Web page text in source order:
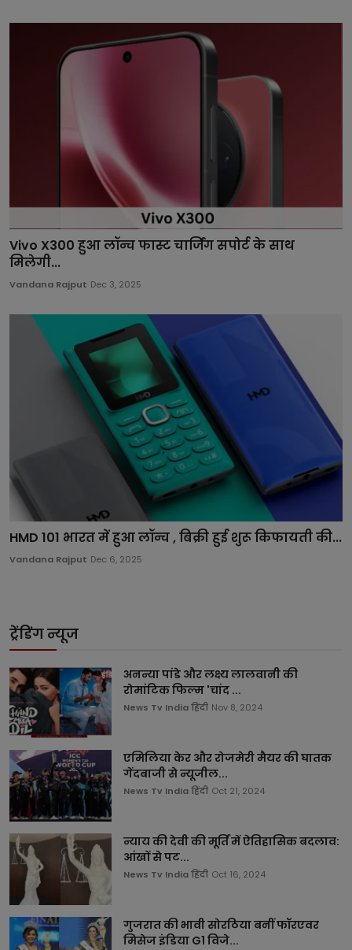
Vivo X300 हुआ लॉन्च फास्ट चार्जिंग सपोर्ट के साथ
मिलेगी...
Vandana Rajput Dec 3, 2025
HMD 101 भारत में हुआ लॉन्च , बिक्री हुई शुरू किफायती की...
Vandana Rajput Dec 6, 2025
ट्रेंडिंग न्यूज
अनन्या पांडे और लक्ष्य लालवानी की
रोमांटिक फिल्म 'चांद ...
News Tv India हिंदी Nov 8, 2024
एमिलिया केर और रोजमेरी मैयर की घातक
गेंदबाजी से न्यूजील...
News Tv India हिंदी Oct 21, 2024
न्याय की देवी की मूर्ति में ऐतिहासिक बदलाव:
आंखों से पट...
News Tv India हिंदी Oct 16, 2024
गुजरात की भावी सोरठिया बनीं फॉरएवर
मिसेज इंडिया G1 विजे...